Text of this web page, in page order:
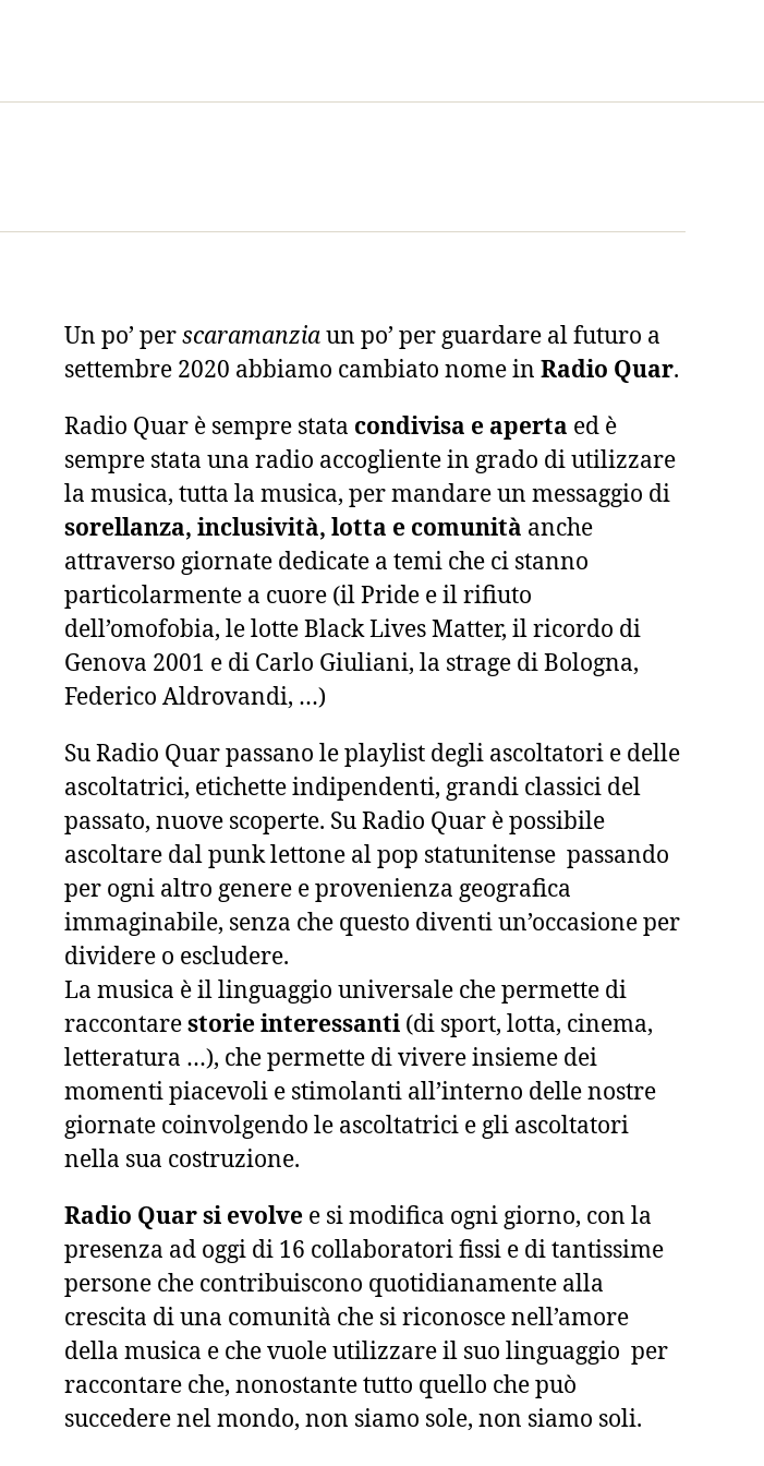
Un po’ perscaramanziaun po’ per guardare al futuro a
settembre 2020 abbiamo cambiato nome in Radio Quar.
Radio Quar è sempre stata condivisa e aperta ed è
sempre stata una radio accogliente in grado di utilizzare
la musica, tutta la musica, per mandare un messaggio di
sorellanza, inclusività, lotta e comunità anche
attraverso giornate dedicate a temi che ci stanno
particolarmente a cuore (il Pride e il rifiuto
dell’omofobia, le lotte Black Lives Matter, il ricordo di
Genova 2001 e di Carlo Giuliani, la strage di Bologna,
Federico Aldrovandi, …)
Su Radio Quar passano le playlist degli ascoltatori e delle
ascoltatrici, etichette indipendenti, grandi classici del
passato, nuove scoperte. Su Radio Quar è possibile
ascoltare dal punk lettone al pop statunitense passando
per ogni altro genere e provenienza geografica
immaginabile, senza che questo diventi un’occasione per
dividere o escludere.
La musica è il linguaggio universale che permette di
raccontarestorie interessanti (di sport, lotta, cinema,
letteratura …), che permette di vivere insieme dei
momenti piacevoli e stimolanti all’interno delle nostre
giornate coinvolgendo le ascoltatrici e gli ascoltatori
nella sua costruzione.
Radio Quar si evolve e si modifica ogni giorno, con la
presenza ad oggi di 16 collaboratori fissi e di tantissime
persone che contribuiscono quotidianamente alla
crescita di una comunità che si riconosce nell’amore
della musica e che vuole utilizzare il suo linguaggio per
raccontare che, nonostante tutto quello che può
succedere nel mondo, non siamo sole, non siamo soli.